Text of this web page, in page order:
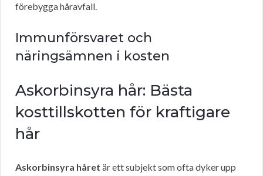
förebygga håravfall.
Immunförsvaret och
näringsämnen i kosten
Askorbinsyra hår: Bästa
kosttillskotten för kraftigare
hår
Askorbinsyra håret är ett subjekt som ofta dyker upp